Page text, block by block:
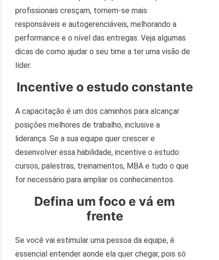
profissionais cresçam, tornem-se mais
responsáveis e autogerenciáveis, melhorando a
performance e o nível das entregas. Veja algumas
dicas de como ajudar o seu time a ter uma visão de
líder.
Incentive o estudo constante
A capacitação é um dos caminhos para alcançar
posições melhores de trabalho, inclusive a
liderança. Se a sua equipe quer crescer e
desenvolver essa habilidade, incentive o estudo:
cursos, palestras, treinamentos, MBA e tudo o que
for necessário para ampliar os conhecimentos.
Defina um foco e vá em
frente
Se você vai estimular uma pessoa da equipe, é
essencial entender aonde ela quer chegar, pois só